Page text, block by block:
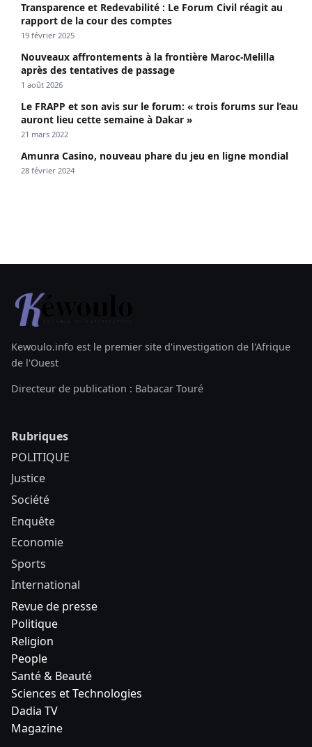
Transparence et Redevabilité : Le Forum Civil réagit au
rapport de la cour des comptes
19 février 2025
Nouveaux affrontements à la frontière Maroc-Melilla
après des tentatives de passage
1 août 2026
Le FRAPP et son avis sur le forum: « trois forums sur l’eau
auront lieu cette semaine à Dakar »
21 mars 2022
Amunra Casino, nouveau phare du jeu en ligne mondial
28 février 2024
Kewoulo.info est le premier site d'investigation de l'Afrique
de l'Ouest
Directeur de publication : Babacar Touré
Rubriques
POLITIQUE
Justice
Société
Enquête
Economie
Sports
International
Revue de presse
Politique
Religion
People
Santé & Beauté
Sciences et Technologies
Dadia TV
Magazine